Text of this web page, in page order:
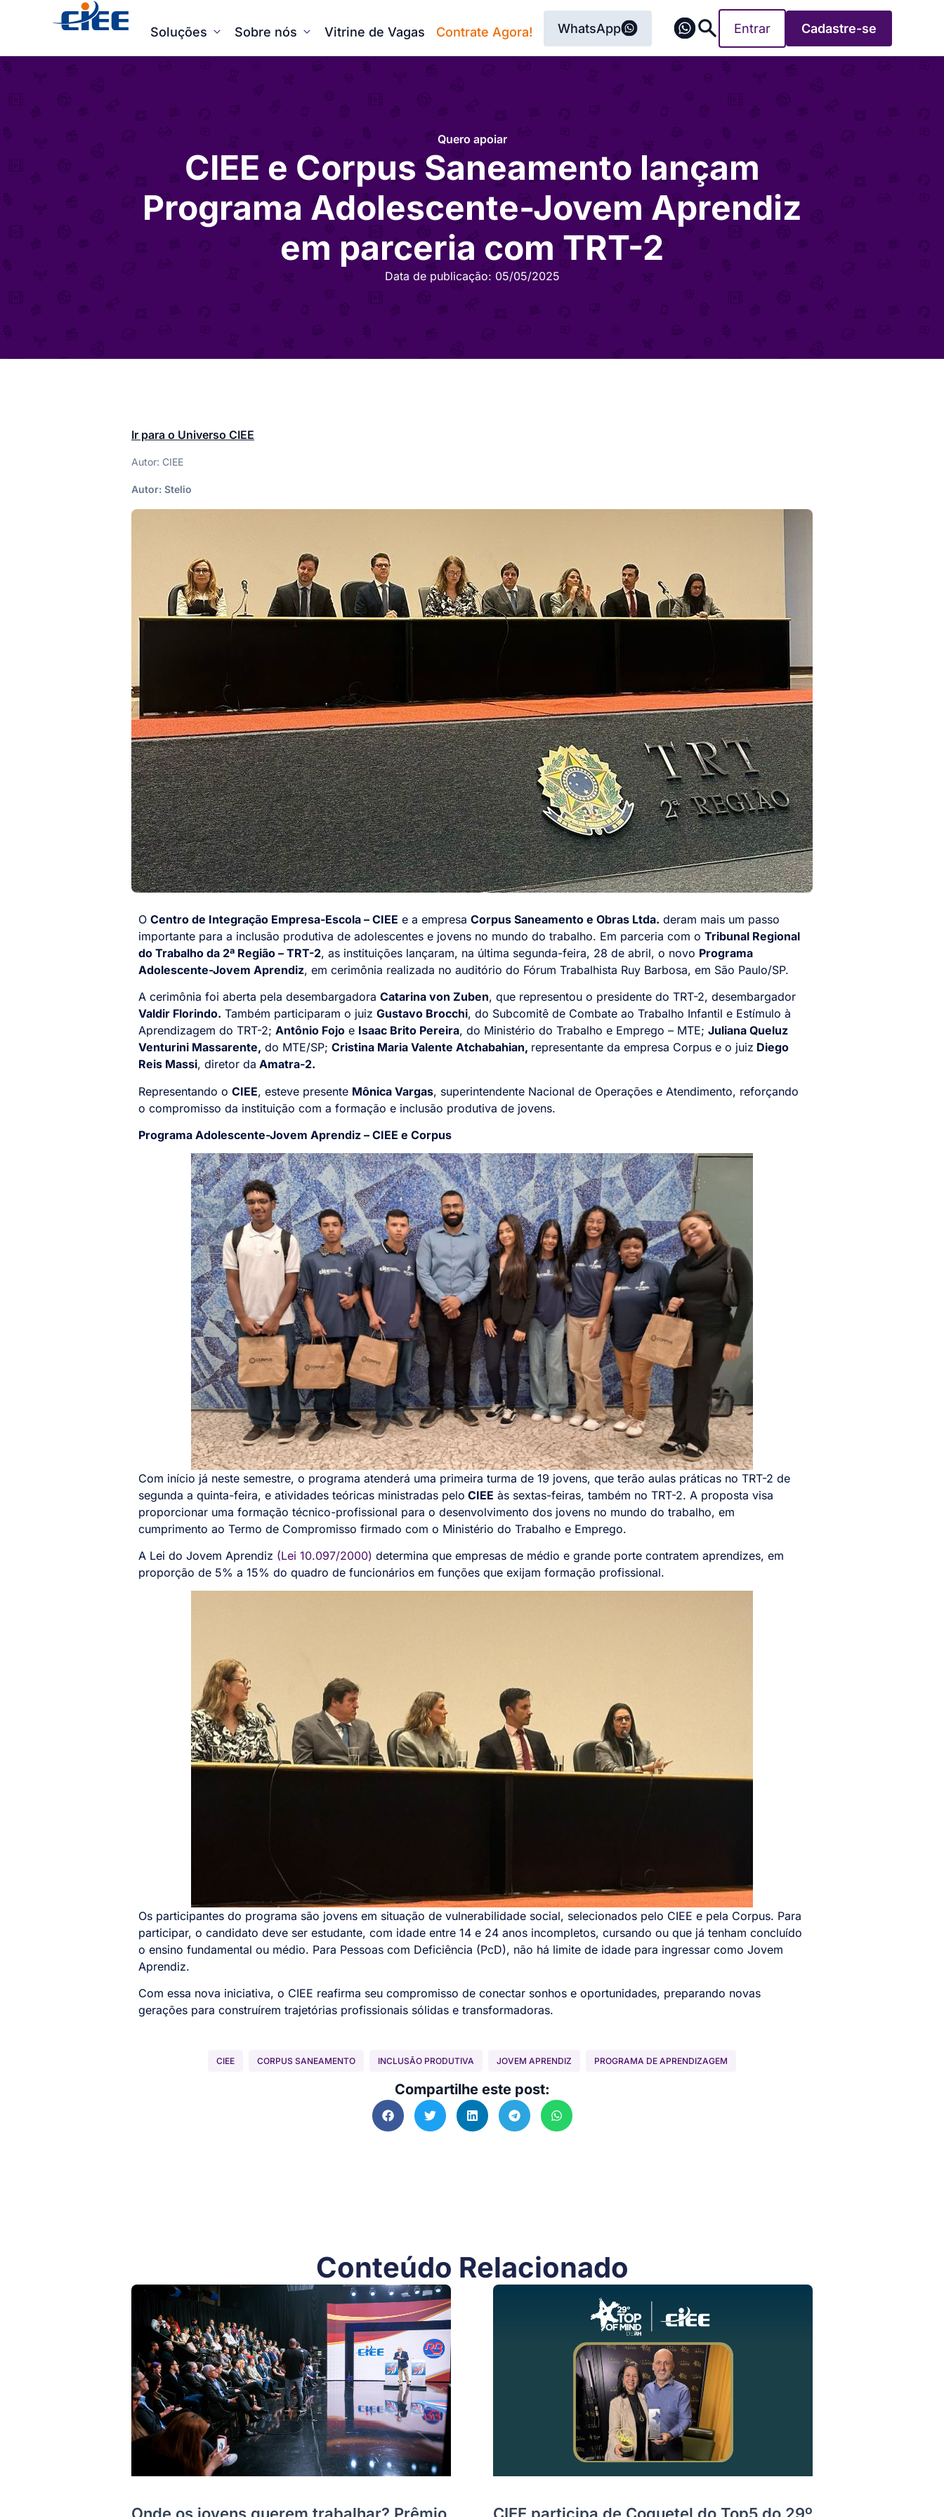
Soluções Sobre nós Vitrine de Vagas Contrate Agora! WhatsApp Entrar Cadastre-se
Quero apoiar
CIEE e Corpus Saneamento lançam
Programa Adolescente-Jovem Aprendiz
em parceria com TRT-2
Data de publicação: 05/05/2025
Ir para o Universo CIEE
Autor: CIEE
Autor: Stelio
O Centro de Integração Empresa-Escola – CIEE e a empresa Corpus Saneamento e Obras Ltda. deram mais um passo
importante para a inclusão produtiva de adolescentes e jovens no mundo do trabalho. Em parceria com o Tribunal Regional
do Trabalho da 2ª Região – TRT-2, as instituições lançaram, na última segunda-feira, 28 de abril, o novo Programa
Adolescente-Jovem Aprendiz, em cerimônia realizada no auditório do Fórum Trabalhista Ruy Barbosa, em São Paulo/SP.
A cerimônia foi aberta pela desembargadora Catarina von Zuben, que representou o presidente do TRT-2, desembargador
Valdir Florindo. Também participaram o juiz Gustavo Brocchi, do Subcomitê de Combate ao Trabalho Infantil e Estímulo à
Aprendizagem do TRT-2; Antônio Fojo e Isaac Brito Pereira, do Ministério do Trabalho e Emprego – MTE; Juliana Queluz
Venturini Massarente, do MTE/SP; Cristina Maria Valente Atchabahian, representante da empresa Corpus e o juiz Diego
Reis Massi, diretor da Amatra-2.
Representando o CIEE, esteve presente Mônica Vargas, superintendente Nacional de Operações e Atendimento, reforçando
o compromisso da instituição com a formação e inclusão produtiva de jovens.
Programa Adolescente-Jovem Aprendiz – CIEE e Corpus
Com início já neste semestre, o programa atenderá uma primeira turma de 19 jovens, que terão aulas práticas no TRT-2 de
segunda a quinta-feira, e atividades teóricas ministradas pelo CIEE às sextas-feiras, também no TRT-2. A proposta visa
proporcionar uma formação técnico-profissional para o desenvolvimento dos jovens no mundo do trabalho, em
cumprimento ao Termo de Compromisso firmado com o Ministério do Trabalho e Emprego.
A Lei do Jovem Aprendiz (Lei 10.097/2000) determina que empresas de médio e grande porte contratem aprendizes, em
proporção de 5% a 15% do quadro de funcionários em funções que exijam formação profissional.
Os participantes do programa são jovens em situação de vulnerabilidade social, selecionados pelo CIEE e pela Corpus. Para
participar, o candidato deve ser estudante, com idade entre 14 e 24 anos incompletos, cursando ou que já tenham concluído
o ensino fundamental ou médio. Para Pessoas com Deficiência (PcD), não há limite de idade para ingressar como Jovem
Aprendiz.
Com essa nova iniciativa, o CIEE reafirma seu compromisso de conectar sonhos e oportunidades, preparando novas
gerações para construírem trajetórias profissionais sólidas e transformadoras.
CIEE CORPUS SANEAMENTO INCLUSÃO PRODUTIVA JOVEM APRENDIZ PROGRAMA DE APRENDIZAGEM
Compartilhe este post:
Conteúdo Relacionado
Onde os jovens querem trabalhar? Prêmio CIEE participa de Coquetel do Top5 do 29º